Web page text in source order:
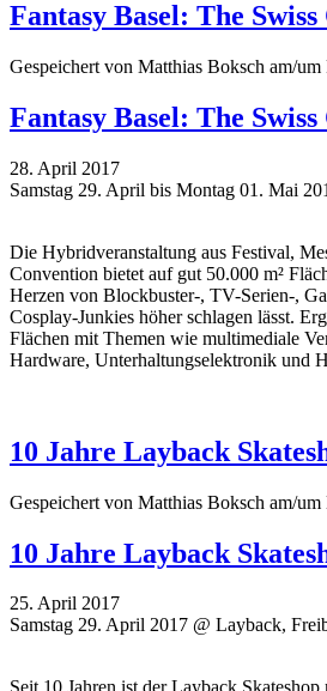
Fantasy Basel: The
Gespeichert von Matthias Boksch am/um
Fantasy Basel: The
28. April 2017
Samstag 29. April bis Montag 01. Mai
Die Hybridveranstaltung aus Festival,
Convention bietet auf gut 50.000 m²
Herzen von Blockbuster-, TV-Serien-,
Cosplay-Junkies höher schlagen lässt.
Flächen mit Themen wie multimediale
Hardware, Unterhaltungselektronik und
10 Jahre Layback
Gespeichert von Matthias Boksch am/um
10 Jahre Layback
25. April 2017
Samstag 29. April 2017 @ Layback,